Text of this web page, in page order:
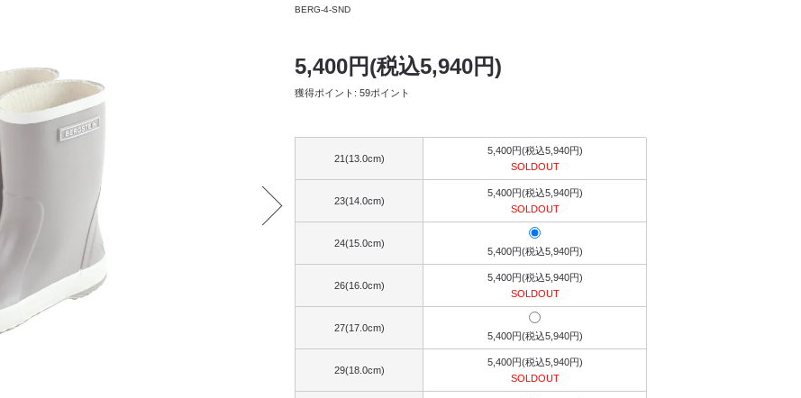
BERG-4-SND
5,400円(税込5,940円)
獲得ポイント: 59ポイント
21(13.0cm)
5,400円(税込5,940円)
SOLDOUT
23(14.0cm)
5,400円(税込5,940円)
SOLDOUT
24(15.0cm)
5,400円(税込5,940円)
26(16.0cm)
5,400円(税込5,940円)
SOLDOUT
27(17.0cm)
5,400円(税込5,940円)
29(18.0cm)
5,400円(税込5,940円)
SOLDOUT